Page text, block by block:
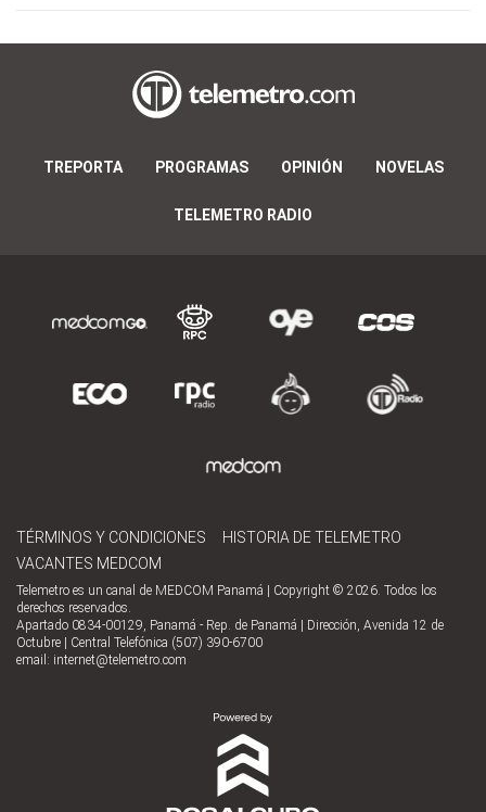
TREPORTA PROGRAMAS OPINIÓN NOVELAS
TELEMETRO RADIO
TÉRMINOS Y CONDICIONES
HISTORIA DE TELEMETRO
VACANTES MEDCOM
Telemetro es un canal de MEDCOM Panamá | Copyright © 2026. Todos los
derechos reservados.
Apartado 0834-00129, Panamá - Rep. de Panamá | Dirección, Avenida 12 de
Octubre | Central Telefónica (507) 390-6700
email: internet@telemetro.com